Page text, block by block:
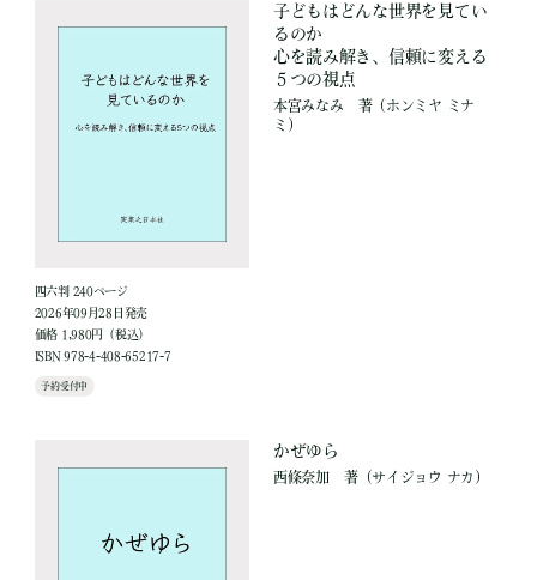
四六判 240ページ
2026年09月28日発売
価格 1,980円（税込）
ISBN 978-4-408-65217-7
予約受付中
子どもはどんな世界を見てい
るのか
心を読み解き、信頼に変える
５つの視点
本宮みなみ 著（ホンミヤ ミナ
ミ）
かぜゆら
西條奈加 著（サイジョウ ナカ）